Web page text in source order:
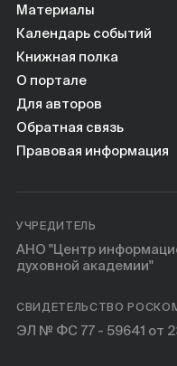
Материалы
Календарь событий
Книжная полка
О портале
Для авторов
Обратная связь
Правовая информация
УЧРЕДИТЕЛЬ
АНО "Центр
духовной академии"
СВИДЕТЕЛЬСТВО
ЭЛ № ФС 77 - 59641 от